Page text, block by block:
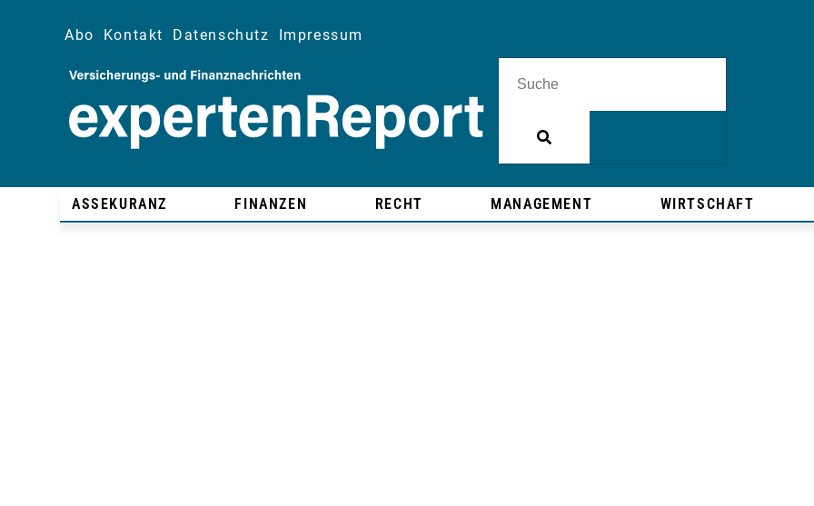
Abo Kontakt Datenschutz Impressum
ASSEKURANZ FINANZEN RECHT MANAGEMENT WIRTSCHAFT